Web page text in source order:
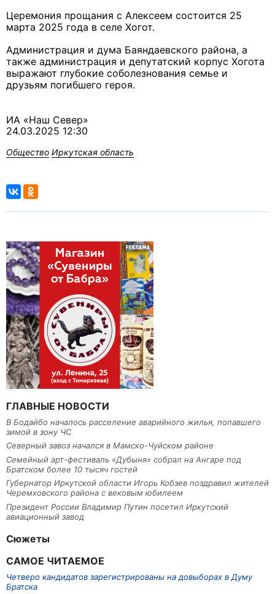
Церемония прощания с Алексеем состоится 25
марта 2025 года в селе Хогот.
Администрация и дума Баяндаевского района, а
также администрация и депутатский корпус Хогота
выражают глубокие соболезнования семье и
друзьям погибшего героя.
ИА «Наш Север»
24.03.2025 12:30
Общество Иркутская область
ГЛАВНЫЕ НОВОСТИ
В Бодайбо началось расселение аварийного жилья, попавшего
зимой в зону ЧС
Северный завоз начался в Мамско-Чуйском районе
Семейный арт-фестиваль «Дубыня» собрал на Ангаре под
Братском более 10 тысяч гостей
Губернатор Иркутской области Игорь Кобзев поздравил жителей
Черемховского района с вековым юбилеем
Президент России Владимир Путин посетил Иркутский
авиационный завод
Сюжеты
САМОЕ ЧИТАЕМОЕ
Четверо кандидатов зарегистрированы на довыборах в Думу
Братска